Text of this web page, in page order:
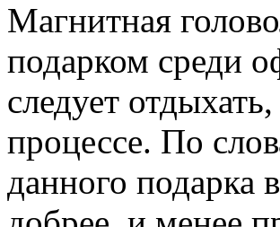
Магнитная
подарком среди
следует
процессе. По
данного подарка